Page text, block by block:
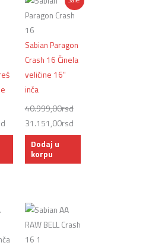
Sabian Paragon
Crash 16 Činela
veličine 16"
inča
40.999,00rsd
cena
je
bila:
40.999,00rsd.
31.151,00rsd
cena
31.151,00rsd.
Dodaj u
korpu